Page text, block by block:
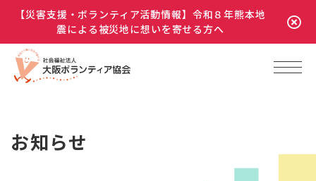
【災害支援・ボランティア活動情報】令和８年熊本地
震による被災地に想いを寄せる方へ
お知らせ